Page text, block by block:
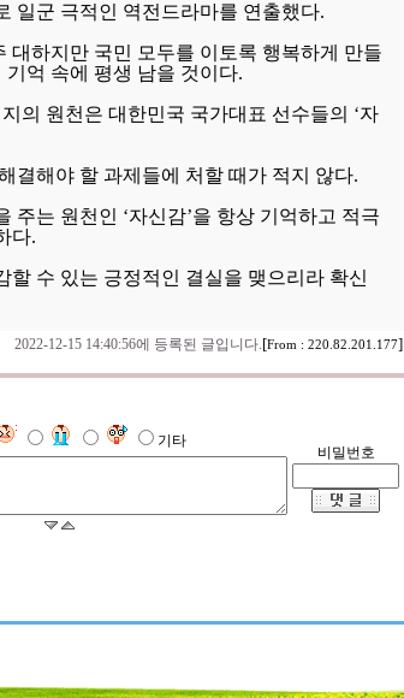
일군 극적인 역전드라마를 연출했다.
대하지만 국민 모두를 이토록 행복하게 만들
억 속에 평생 남을 것이다.
의 원천은 대한민국 국가대표 선수들의 ‘자
결해야 할 과제들에 처할 때가 적지 않다.
주는 원천인 ‘자신감’을 항상 기억하고 적극
다.
할 수 있는 긍정적인 결실을 맺으리라 확신
2022-12-15 14:40:56에 등록된 글입니다.[From : 220.82.201.177]
기타
비밀번호